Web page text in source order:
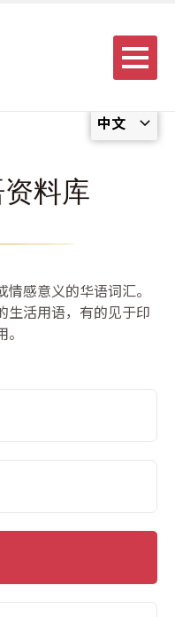
中文
Menu
料库
感意义的华语词汇。
生活用语，有的见于印